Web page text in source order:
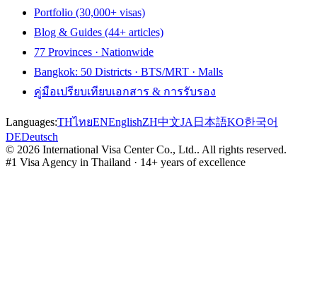
Portfolio (30,000+ visas)
Blog & Guides (44+ articles)
77 Provinces · Nationwide
Bangkok: 50 Districts · BTS/MRT · Malls
คู่มือเปรียบเทียบเอกสาร & การรับรอง
Languages:THไทยENEnglishZH中文JA 日本語KO한국어
DEDeutsch
© 2026 International Visa Center Co., Ltd.. All rights reserved.
#1 Visa Agency in Thailand · 14+ years of excellence